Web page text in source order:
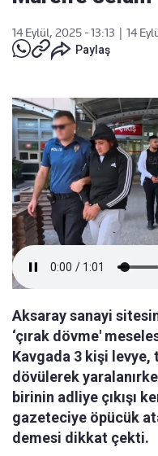
14 Eylül, 2025 - 13:13
14
Paylaş
Aksaray sanayi
‘çırak dövme'
Kavgada 3 kişi
dövülerek
birinin adliye çıkışı
gazeteciye öpücük
demesi dikkat çekti.